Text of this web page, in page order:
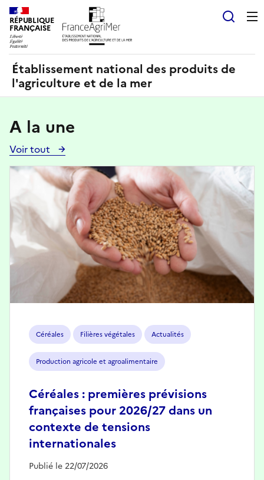
RÉPUBLIQUE
FRANÇAISE
Établissement national des produits de
l'agriculture et de la mer
A la une
Voir tout
Voir
toutes
les
actualités
Céréales Filières végétales Actualités
Production agricole et agroalimentaire
Céréales : premières prévisions
françaises pour 2026/27 dans un
contexte de tensions
internationales
Publié le 22/07/2026
Image
Panneau de gestion des cookies